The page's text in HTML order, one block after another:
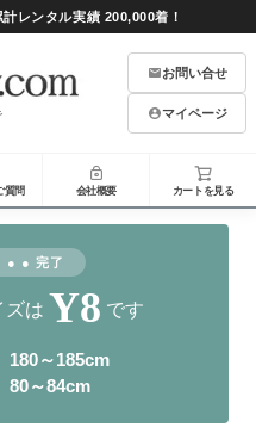
レンタル実績 200,000着！
お問い合せ
マイページ
質問 会社概要 カートを見る
● ● 完了
ズは Y8 です
180～185cm
80～84cm